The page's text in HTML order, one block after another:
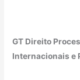
GT Direito
Internacionais e